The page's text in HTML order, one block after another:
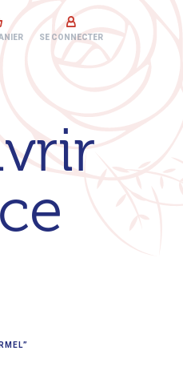
SE CONNECTER